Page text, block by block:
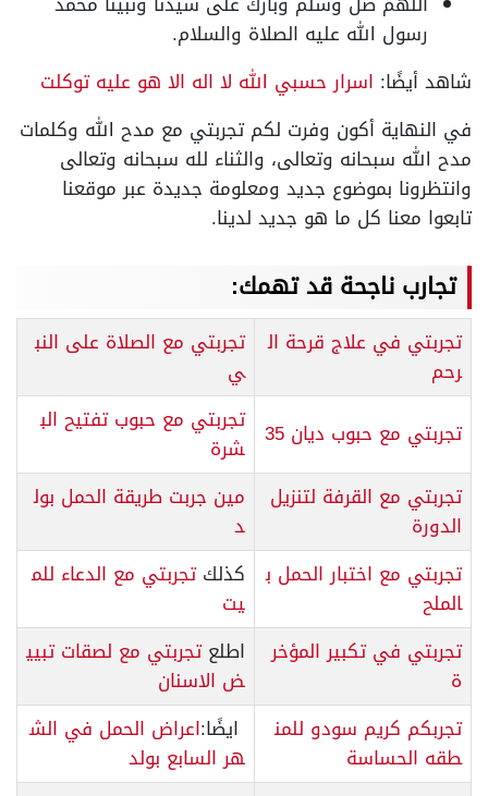
رسول الله عليه الصلاة والسلام.
شاهد أيضًا: اسرار حسبي الله لا اله الا هو عليه توكلت
في النهاية أكون وفرت لكم تجربتي مع مدح الله وكلمات
مدح الله سبحانه وتعالى، والثناء لله سبحانه وتعالى
وانتظرونا بموضوع جديد ومعلومة جديدة عبر موقعنا
تابعوا معنا كل ما هو جديد لدينا.
تجارب ناجحة قد تهمك:
تجربتي في علاج قرحة ال
رحم
تجربتي مع الصلاة على النب
ي
تجربتي مع حبوب ديان 35
تجربتي مع حبوب تفتيح الب
شرة
تجربتي مع القرفة لتنزيل
الدورة
مين جربت طريقة الحمل بول
د
تجربتي مع اختبار الحمل ب
الملح
كذلكتجربتي مع الدعاء للم
يت
تجربتي في تكبير المؤخر
ة
اطلعتجربتي مع لصقات تبيي
ض الاسنان
تجربكم كريم سودو للمن
طقه الحساسة
ايضًا:اعراض الحمل في الش
هر السابع بولد